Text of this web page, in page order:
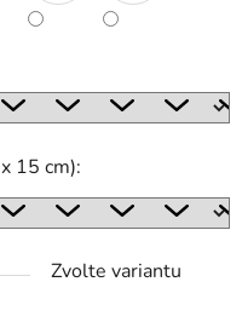
15 cm):
Zvolte variantu